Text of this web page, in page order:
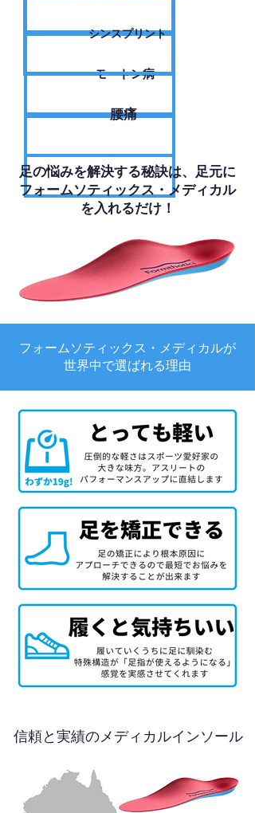
シンスプリント
モートン病
腰痛
足の悩みを解決する秘訣は、足元に
フォームソティックス・メディカル
を入れるだけ！
フォームソティックス・メディカルが
世界中で選ばれる理由
信頼と実績のメディカルインソール